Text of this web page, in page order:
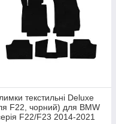
текстильні Deluxe
F22, чорний) для BMW
F22/F23 2014-2021